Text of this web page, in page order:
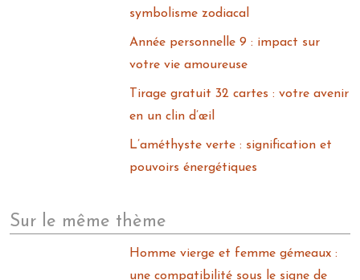
symbolisme zodiacal
Année personnelle 9 : impact sur
votre vie amoureuse
Tirage gratuit 32 cartes : votre avenir
en un clin d’œil
L’améthyste verte : signification et
pouvoirs énergétiques
Sur le même thème
Homme vierge et femme gémeaux :
une compatibilité sous le signe de